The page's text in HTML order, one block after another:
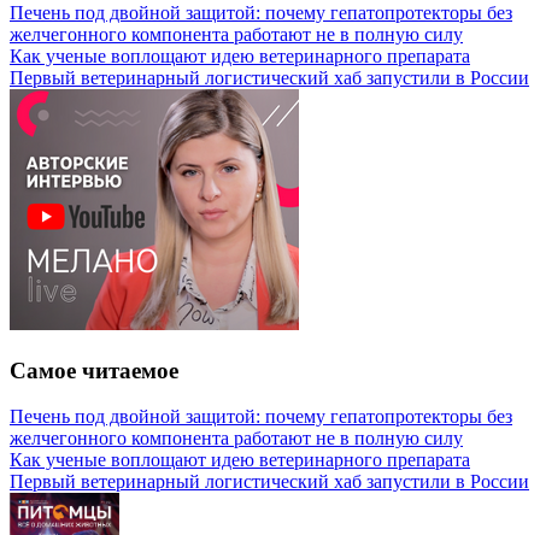
Печень под двойной защитой: почему гепатопротекторы без
желчегонного компонента работают не в полную силу
Как ученые воплощают идею ветеринарного препарата
Первый ветеринарный логистический хаб запустили в России
Самое читаемое
Печень под двойной защитой: почему гепатопротекторы без
желчегонного компонента работают не в полную силу
Как ученые воплощают идею ветеринарного препарата
Первый ветеринарный логистический хаб запустили в России